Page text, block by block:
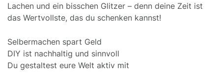
Lachen und ein bisschen Glitzer – denn deine Zeit ist
das Wertvollste, das du schenken kannst!
Selbermachen spart Geld
DIY ist nachhaltig und sinnvoll
Du gestaltest eure Welt aktiv mit